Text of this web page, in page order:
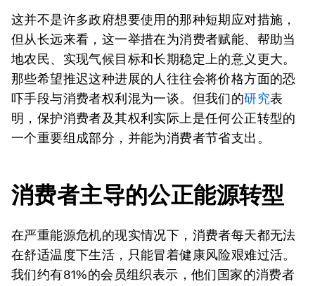
这并不是许多政府想要使用的那种短期应对措施，
但从长远来看，这一举措在为消费者赋能、帮助当
地农民、实现气候目标和长期稳定上的意义更大。
那些希望推迟这种进展的人往往会将价格方面的恐
吓手段与消费者权利混为一谈。但我们的研究表
明，保护消费者及其权利实际上是任何公正转型的
一个重要组成部分，并能为消费者节省支出。
消费者主导的公正能源转型
在严重能源危机的现实情况下，消费者每天都无法
在舒适温度下生活，只能冒着健康风险艰难过活。
我们约有81%的会员组织表示，他们国家的消费者